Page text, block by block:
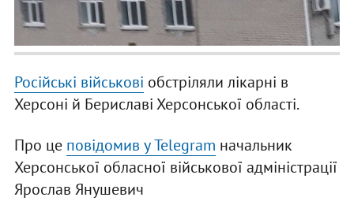
Російські військові обстріляли лікарні в
Херсоні й Бериславі Херсонської області.
Про це повідомив у Telegram начальник
Херсонської обласної військової адміністрації
Ярослав Янушевич